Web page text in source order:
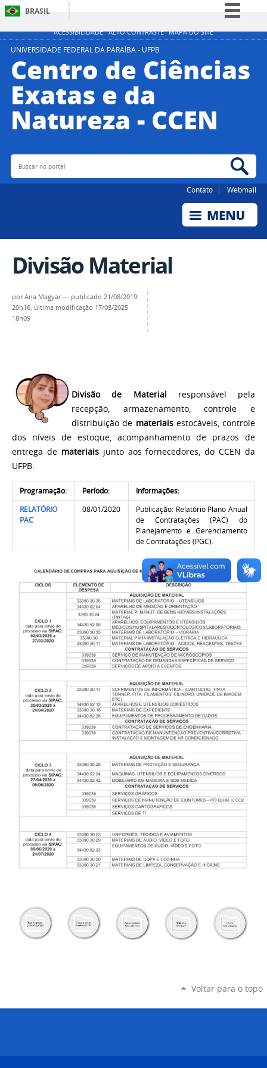
ACESSIBILIDADE ALTO CONTRASTE MAPA DO SITE
BRASIL
Simplifique!
Participe
Canais
UNIVERSIDADE FEDERAL DA PARAÍBA - UFPB
Centro de Ciências
Exatas e da
Natureza - CCEN
Buscar no portal
Contato Webmail
Divisão Material
porAna Magyar— publicado 21/08/2019
20h16, última modificação 17/08/2025
18h09
Divisão de Material
responsável pela
recepção, armazenamento, controle e
distribuição de materiaisestocáveis, controle
dos níveis de estoque, acompanhamento de prazos de
entrega de materiaisjunto aos fornecedores,do CCEN da
UFPB.
Programação: Período:
Informações:
RELATÓRIO
PAC
08/01/2020
Publicação: Relatório Plano Anual
de Contratações (PAC) do
Planejamento e Gerenciamento
de Contratações (PGC).
Voltar para o topo